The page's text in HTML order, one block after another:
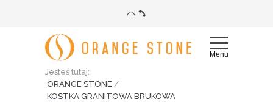
Menu
Jesteś tutaj:
ORANGE STONE /
KOSTKA GRANITOWA BRUKOWA